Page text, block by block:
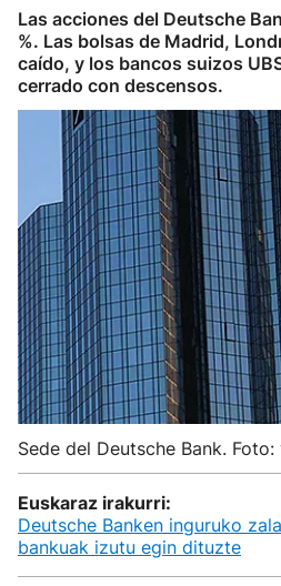
Las acciones del Deutsche
%. Las bolsas de Madrid,
caído, y los bancos suizos
cerrado con descensos.
Sede del Deutsche Bank.
Euskaraz irakurri:
Deutsche Banken inguruko
bankuak izutu egin dituzte